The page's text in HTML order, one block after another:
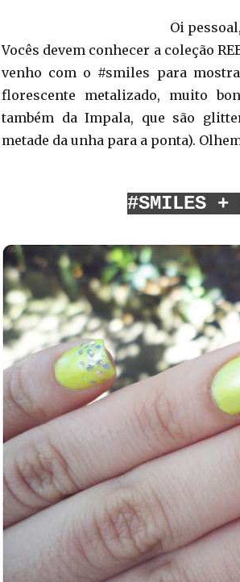
Oi
Vocês devem conhecer a coleção
venho com o #smiles para
florescente metalizado, muito
também da Impala, que são
metade da unha para a ponta).
#SMILES